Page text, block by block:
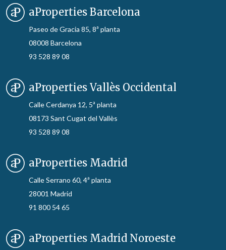
aProperties Barcelona
Paseo de Gracia 85, 8ª planta
08008 Barcelona
93 528 89 08
aProperties Vallès Occidental
Calle Cerdanya 12, 5ª planta
08173 Sant Cugat del Vallès
93 528 89 08
aProperties Madrid
Calle Serrano 60, 4ª planta
28001 Madrid
91 800 54 65
aProperties Madrid Noroeste